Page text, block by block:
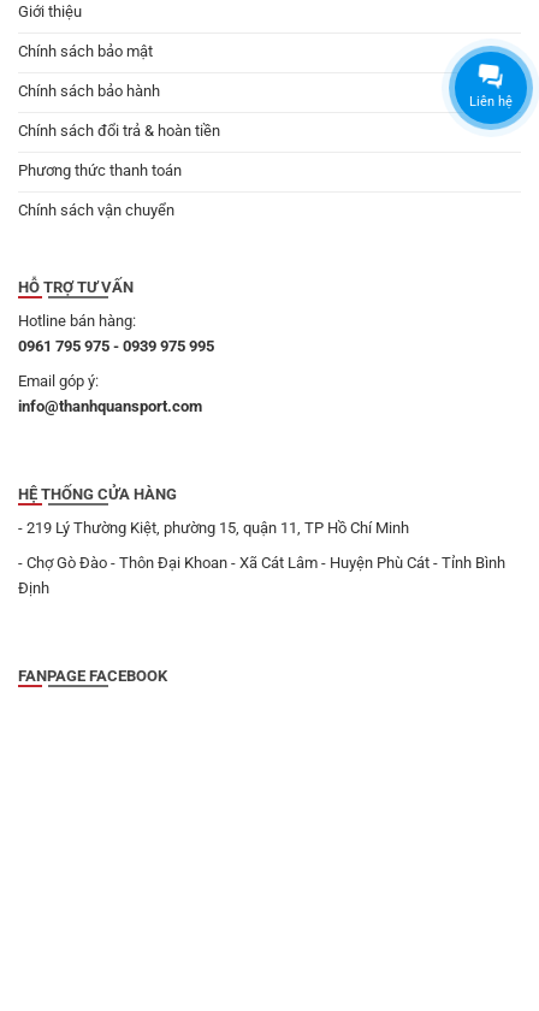
Giới thiệu
Chính sách bảo mật
Chính sách bảo hành
Chính sách đổi trả & hoàn tiền
Phương thức thanh toán
Chính sách vận chuyển
HỖ TRỢ TƯ VẤN
Hotline bán hàng:
0961 795 975 - 0939 975 995
Email góp ý:
info@thanhquansport.com
HỆ THỐNG CỬA HÀNG
- 219 Lý Thường Kiệt, phường 15, quận 11, TP Hồ Chí Minh
- Chợ Gò Đào - Thôn Đại Khoan - Xã Cát Lâm - Huyện Phù Cát - Tỉnh Bình
Định
FANPAGE FACEBOOK
Liên hệ